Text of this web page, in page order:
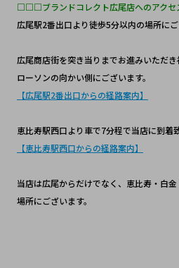
□□□ブランドコレクト広尾店へのアク
広尾駅2番出口より徒歩5分以内の場所にご
広尾商店街を突き当りまでお進みいただ
ローソンの向かい側にございます。
【広尾駅2番出口からの経路案内】
恵比寿駅西口より車で7分程で当店に到着
【恵比寿駅西口からの経路案内】
当店は広尾からだけでなく、恵比寿・白
場所にございます。